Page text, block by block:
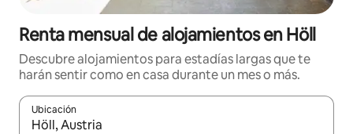
Renta mensual de alojamientos en Höll
Descubre alojamientos para estadías largas que te
harán sentir como en casa durante un mes o más.
Ubicación
Cuando los resultados estén disponibles, navega con las